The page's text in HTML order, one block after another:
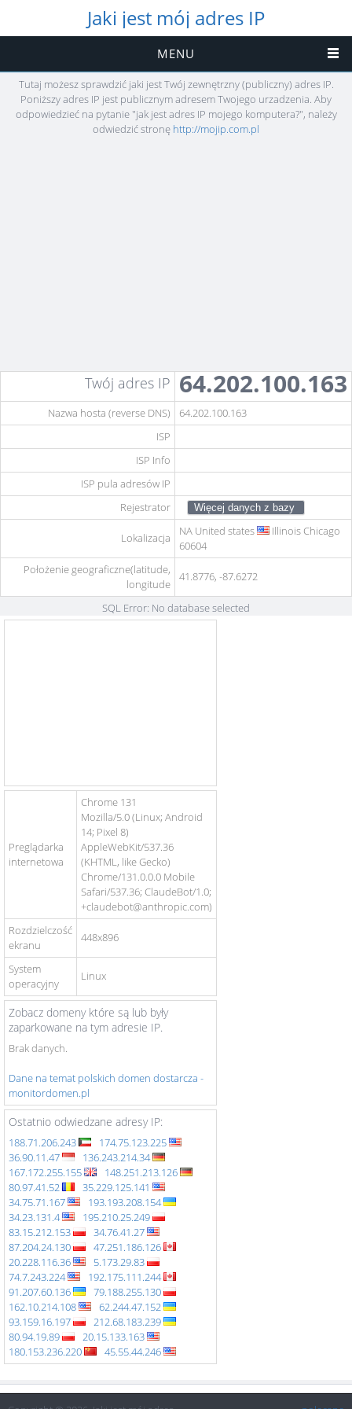
Jaki jest mój adres IP
MENU
Tutaj możesz sprawdzić jaki jest Twój zewnętrzny (publiczny) adres IP.
Poniższy adres IP jest publicznym adresem Twojego urzadzenia. Aby
odpowiedzieć na pytanie "jak jest adres IP mojego komputera?", należy
odwiedzić stronę http://mojip.com.pl
Twój adres IP 64.202.100.163
Nazwa hosta (reverse DNS)
64.202.100.163
ISP
ISP Info
ISP pula adresów IP
Rejestrator
Lokalizacja NA United states
Illinois Chicago
60604
Położenie geograficzne(latitude,
longitude
41.8776, -87.6272
SQL Error: No database selected
Preglądarka
internetowa
Chrome 131
Mozilla/5.0 (Linux; Android
14; Pixel 8)
AppleWebKit/537.36
(KHTML, like Gecko)
Chrome/131.0.0.0 Mobile
Safari/537.36; ClaudeBot/1.0;
+claudebot@anthropic.com)
Rozdzielczość
ekranu
448x896
System
operacyjny
Linux
Zobacz domeny które są lub były
zaparkowane na tym adresie IP.
Brak danych.
Dane na temat polskich domen dostarcza -
monitordomen.pl
Ostatnio odwiedzane adresy IP:
188.71.206.243
174.75.123.225
36.90.11.47
136.243.214.34
167.172.255.155
148.251.213.126
80.97.41.52
35.229.125.141
34.75.71.167
193.193.208.154
34.23.131.4
195.210.25.249
83.15.212.153
34.76.41.27
87.204.24.130
47.251.186.126
20.228.116.36
5.173.29.83
74.7.243.224
192.175.111.244
91.207.60.136
79.188.255.130
162.10.214.108
62.244.47.152
93.159.16.197
212.68.183.239
80.94.19.89
20.15.133.163
180.153.236.220
45.55.44.246